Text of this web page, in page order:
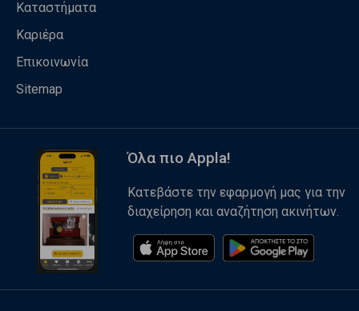
Καταστήματα
Καριέρα
Επικοινωνία
Sitemap
Όλα πιο Appla!
Κατεβάστε την εφαρμογή μας για την
διαχείρηση και αναζήτηση ακινήτων.